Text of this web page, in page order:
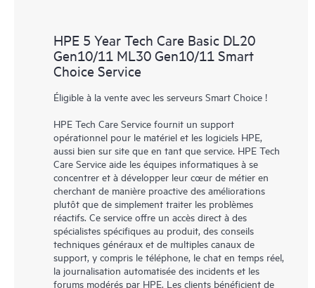
HPE 5 Year Tech Care Basic DL20
Gen10/11 ML30 Gen10/11 Smart
Choice Service
Éligible à la vente avec les serveurs Smart Choice !
HPE Tech Care Service fournit un support
opérationnel pour le matériel et les logiciels HPE,
aussi bien sur site que en tant que service. HPE Tech
Care Service aide les équipes informatiques à se
concentrer et à développer leur cœur de métier en
cherchant de manière proactive des améliorations
plutôt que de simplement traiter les problèmes
réactifs. Ce service offre un accès direct à des
spécialistes spécifiques au produit, des conseils
techniques généraux et de multiples canaux de
support, y compris le téléphone, le chat en temps réel,
la journalisation automatisée des incidents et les
forums modérés par HPE. Les clients bénéficient de